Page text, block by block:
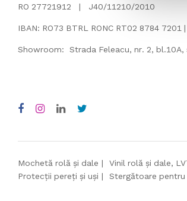
RO 27721912 | J40/11210/2010
IBAN: RO73 BTRL RONC RT02 8784 7201
Showroom: Strada Feleacu, nr. 2, bl.10A,
Mochetă rolă și dale Vinil rolă și dale,
Protecții pereți și uși
Stergătoare pentru